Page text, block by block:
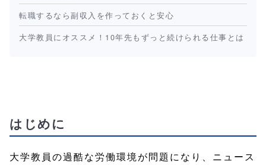
転職するなら副収入を作っておくと安心
大学教員にオススメ！10年先もずっと続けられる仕事とは
はじめに
大学教員の過酷な労働環境が問題になり、ニュース